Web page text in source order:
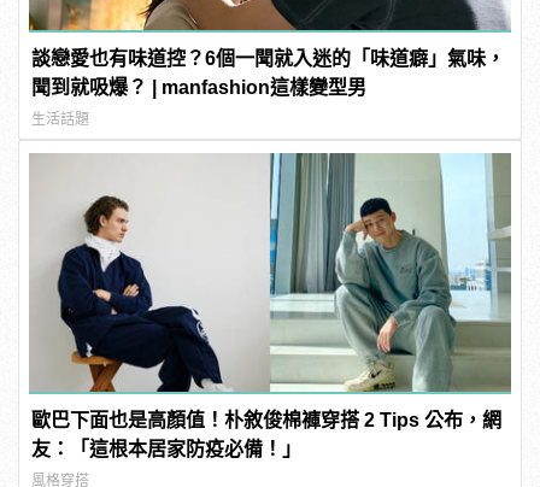
談戀愛也有味道控？6個一聞就入迷的「味道癖」氣味，
聞到就吸爆？ | manfashion這樣變型男
生活話題
歐巴下面也是高顏值！朴敘俊棉褲穿搭 2 Tips 公布，網
友：「這根本居家防疫必備！」
風格穿搭